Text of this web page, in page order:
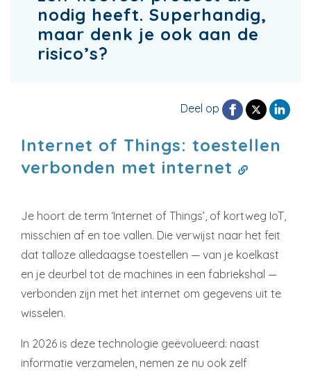
nodig heeft. Superhandig,
maar denk je ook aan de
risico’s?
Deel op
Internet of Things: toestellen
verbonden met internet
Je hoort de term ‘Internet of Things’, of kortweg IoT,
misschien af en toe vallen. Die verwijst naar het feit
dat talloze alledaagse toestellen — van je koelkast
en je deurbel tot de machines in een fabriekshal —
verbonden zijn met het internet om gegevens uit te
wisselen.
In 2026 is deze technologie geëvolueerd: naast
informatie verzamelen, nemen ze nu ook zelf